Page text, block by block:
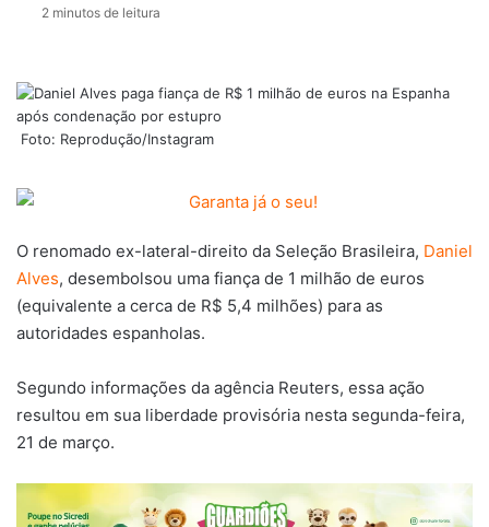
2 minutos de leitura
Foto: Reprodução/Instagram
O renomado ex-lateral-direito da Seleção Brasileira, Daniel
Alves, desembolsou uma fiança de 1 milhão de euros
(equivalente a cerca de R$ 5,4 milhões) para as
autoridades espanholas.
Segundo informações da agência Reuters, essa ação
resultou em sua liberdade provisória nesta segunda-feira,
21 de março.